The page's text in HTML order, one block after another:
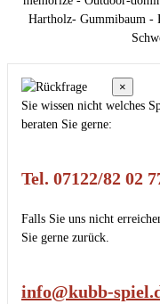
Hartholz- Gummibaum -
×
Sie wissen nicht welches
beraten Sie gerne:
Tel. 07122/82 02
Falls Sie uns nicht
Sie gerne zurück.
info@kubb-